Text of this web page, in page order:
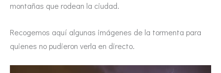
montañas que rodean la ciudad.
Recogemos aquí algunas imágenes de la tormenta para
quienes no pudieron verla en directo.